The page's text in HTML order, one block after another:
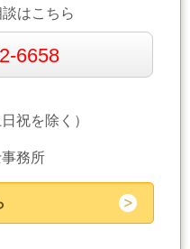
はこちら
6658
祝を除く）
務所